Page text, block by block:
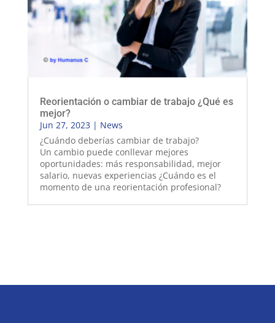
Reorientación o cambiar de trabajo ¿Qué es
mejor?
Jun 27, 2023 | News
¿Cuándo deberías cambiar de trabajo?
Un cambio puede conllevar mejores
oportunidades: más responsabilidad, mejor
salario, nuevas experiencias ¿Cuándo es el
momento de una reorientación profesional?